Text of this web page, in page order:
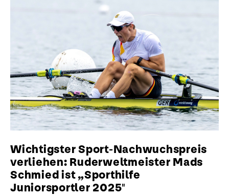
Wichtigster Sport-Nachwuchspreis
verliehen: Ruderweltmeister Mads
Schmied ist „Sporthilfe
Juniorsportler 2025"